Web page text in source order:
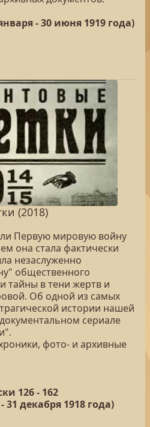
- 30 июня 1919 года)
(2018)
Первую мировую войну
она стала фактически
незаслуженно
общественного
тайны в тени жертв и
Об одной из самых
истории нашей
сериале
фото- и архивные
126 - 162
31 декабря 1918 года)